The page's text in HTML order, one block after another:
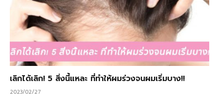
เลิกได้เลิก! 5 สิ่งนี้แหละ ที่ทำให้ผมร่วงจนผมเริ่มบาง!!
2023/02/27